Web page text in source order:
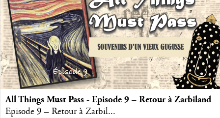
All Things Must Pass - Episode 9 – Retour à Zarbiland
Episode 9 – Retour à Zarbil...